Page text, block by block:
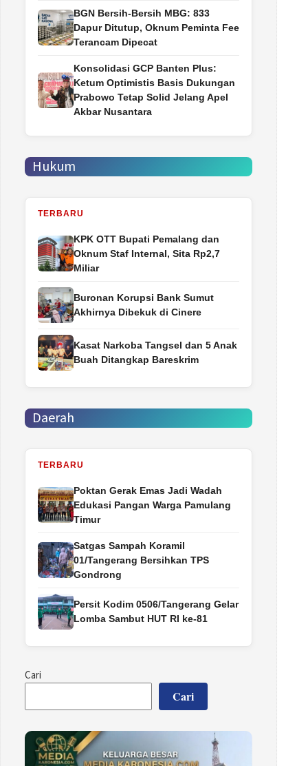
BGN Bersih-Bersih MBG: 833
Dapur Ditutup, Oknum Peminta Fee
Terancam Dipecat
Konsolidasi GCP Banten Plus:
Ketum Optimistis Basis Dukungan
Prabowo Tetap Solid Jelang Apel
Akbar Nusantara
Hukum
TERBARU
‎KPK OTT Bupati Pemalang dan
Oknum Staf Internal, Sita Rp2,7
Miliar
Buronan Korupsi Bank Sumut
Akhirnya Dibekuk di Cinere
Kasat Narkoba Tangsel dan 5 Anak
Buah Ditangkap Bareskrim
Daerah
TERBARU
Poktan Gerak Emas Jadi Wadah
Edukasi Pangan Warga Pamulang
Timur
Satgas Sampah Koramil
01/Tangerang Bersihkan TPS
Gondrong
Persit Kodim 0506/Tangerang Gelar
Lomba Sambut HUT RI ke-81
Cari
Cari